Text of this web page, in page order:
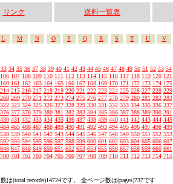
リンク 送料一覧表
L M N O P Q R S T U V
33 34 35 36 37 38 39 40 41 42 43 44 45 46 47 48 49 50 51 52 53 54
106 107 108 109 110 111 112 113 114 115 116 117 118 119 120 121
160 161 162 163 164 165 166 167 168 169 170 171 172 173 174 175
214 215 216 217 218 219 220 221 222 223 224 225 226 227 228 229
268 269 270 271 272 273 274 275 276 277 278 279 280 281 282 283
322 323 324 325 326 327 328 329 330 331 332 333 334 335 336 337
376 377 378 379 380 381 382 383 384 385 386 387 388 389 390 391
430 431 432 433 434 435 436 437 438 439 440 441 442 443 444 445
484 485 486 487 488 489 490 491 492 493 494 495 496 497 498 499
538 539 540 541 542 543 544 545 546 547 548 549 550 551 552 553
592 593 594 595 596 597 598 599 600 601 602 603 604 605 606 607
646 647 648 649 650 651 652 653 654 655 656 657 658 659 660 661
700 701 702 703 704 705 706 707 708 709 710 711 712 713 714 715
は(total records)14724です。 全ページ数は(pages)737です